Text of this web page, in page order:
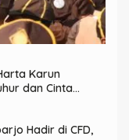
Karun
dan Cinta
Hadir di CFD,